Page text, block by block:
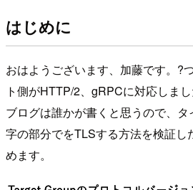
はじめに
おはようございます、加藤です。?
ト側がHTTP/2、gRPCに対応しま
ブログは誰かが書くと思うので、
字の部分でをTLSする方法を検証し
めます。